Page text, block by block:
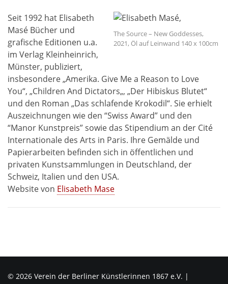
The Source – New Goddesses,
2021, Öl auf Leinwand 140 x 100cm
Seit 1992 hat Elisabeth
Masé Bücher und
grafische Editionen u.a.
im Verlag Kleinheinrich,
Münster, publiziert,
insbesondere „Amerika. Give Me a Reason to Love
You“, „Children And Dictators„, „Der Hibiskus Blutet“
und den Roman „Das schlafende Krokodil“. Sie erhielt
Auszeichnungen wie den “Swiss Award” und den
“Manor Kunstpreis” sowie das Stipendium an der Cité
Internationale des Arts in Paris. Ihre Gemälde und
Papierarbeiten befinden sich in öffentlichen und
privaten Kunstsammlungen in Deutschland, der
Schweiz, Italien und den USA.
Website von Elisabeth Mase
© 2026 Verein der Berliner Künstlerinnen 1867 e.V. |